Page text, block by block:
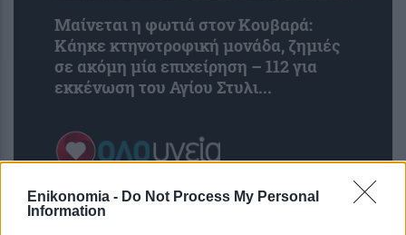
Enikonomia - Do Not Process My Personal
Information
Μαίνεται η φωτιά στον Κουβαρά:
Κάηκε κτηνοτροφική μονάδα, ζημιές
σε ακόμη μία επιχείρηση – 112 για
εκκένωση του Αγίου Στυλι...